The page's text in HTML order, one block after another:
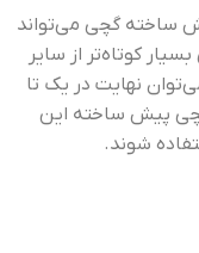
ساخته گچی می‌تواند
کوتاه‌تر از سایر
نهایت در یک تا
گچی پیش ساخته این
شوند.